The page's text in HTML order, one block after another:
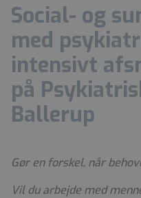
Social- og
med
intensivt
på
Ballerup
Gør en forskel, når
Vil du arbejde med